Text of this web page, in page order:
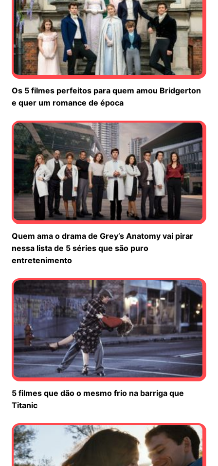
Os 5 filmes perfeitos para quem amou Bridgerton
e quer um romance de época
Quem ama o drama de Grey’s Anatomy vai pirar
nessa lista de 5 séries que são puro
entretenimento
5 filmes que dão o mesmo frio na barriga que
Titanic